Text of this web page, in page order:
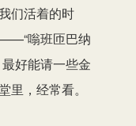
们活着的时
嗡班匝巴纳
好能请一些金
里，经常看。